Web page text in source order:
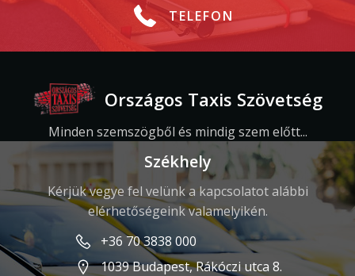
TELEFON
Országos Taxis Szövetség
Minden szemszögből és mindig szem előtt...
Székhely
Kérjük vegye fel velünk a kapcsolatot alábbi
elérhetőségeink valamelyikén.
+36 70 3838 000
1039 Budapest, Rákóczi utca 8.